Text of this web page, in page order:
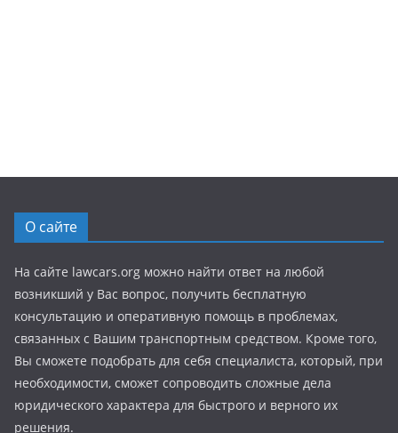
О сайте
На сайте lawcars.org можно найти ответ на любой
возникший у Вас вопрос, получить бесплатную
консультацию и оперативную помощь в проблемах,
связанных с Вашим транспортным средством. Кроме того,
Вы сможете подобрать для себя специалиста, который, при
необходимости, сможет сопроводить сложные дела
юридического характера для быстрого и верного их
решения.